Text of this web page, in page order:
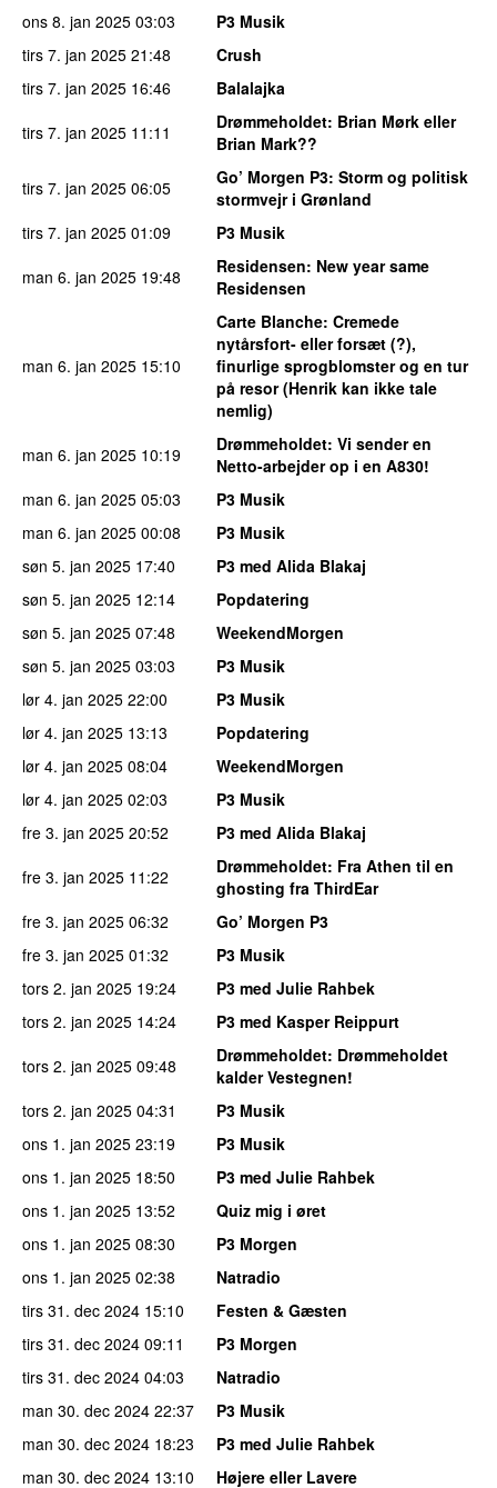
ons 8. jan 2025 03:03
P3 Musik
tirs 7. jan 2025 21:48
Crush
tirs 7. jan 2025 16:46
Balalajka
tirs 7. jan 2025 11:11 Drømmeholdet: Brian Mørk eller
Brian Mark??
tirs 7. jan 2025 06:05 Go’ Morgen P3: Storm og politisk
stormvejr i Grønland
tirs 7. jan 2025 01:09
P3 Musik
man 6. jan 2025 19:48 Residensen: New year same
Residensen
man 6. jan 2025 15:10
Carte Blanche: Cremede
nytårsfort- eller forsæt (?),
finurlige sprogblomster og en tur
på resor (Henrik kan ikke tale
nemlig)
man 6. jan 2025 10:19 Drømmeholdet: Vi sender en
Netto-arbejder op i en A830!
man 6. jan 2025 05:03
P3 Musik
man 6. jan 2025 00:08
P3 Musik
søn 5. jan 2025 17:40
P3 med Alida Blakaj
søn 5. jan 2025 12:14
Popdatering
søn 5. jan 2025 07:48
WeekendMorgen
søn 5. jan 2025 03:03
P3 Musik
lør 4. jan 2025 22:00
P3 Musik
lør 4. jan 2025 13:13
Popdatering
lør 4. jan 2025 08:04
WeekendMorgen
lør 4. jan 2025 02:03
P3 Musik
fre 3. jan 2025 20:52
P3 med Alida Blakaj
fre 3. jan 2025 11:22 Drømmeholdet: Fra Athen til en
ghosting fra ThirdEar
fre 3. jan 2025 06:32
Go’ Morgen P3
fre 3. jan 2025 01:32
P3 Musik
tors 2. jan 2025 19:24
P3 med Julie Rahbek
tors 2. jan 2025 14:24
P3 med Kasper Reippurt
tors 2. jan 2025 09:48 Drømmeholdet: Drømmeholdet
kalder Vestegnen!
tors 2. jan 2025 04:31
P3 Musik
ons 1. jan 2025 23:19
P3 Musik
ons 1. jan 2025 18:50
P3 med Julie Rahbek
ons 1. jan 2025 13:52
Quiz mig i øret
ons 1. jan 2025 08:30
P3 Morgen
ons 1. jan 2025 02:38
Natradio
tirs 31. dec 2024 15:10
Festen & Gæsten
tirs 31. dec 2024 09:11
P3 Morgen
tirs 31. dec 2024 04:03
Natradio
man 30. dec 2024 22:37
P3 Musik
man 30. dec 2024 18:23
P3 med Julie Rahbek
man 30. dec 2024 13:10 Højere eller Lavere